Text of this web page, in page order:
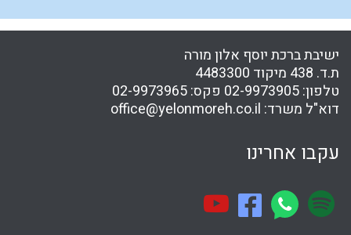
ישיבת ברכת יוסף אלון מורה
ת.ד. 438 מיקוד 4483300
טלפון:02-9973905 פקס:02-9973965
דוא"ל משרד: office@yelonmoreh.co.il
עקבו אחרינו